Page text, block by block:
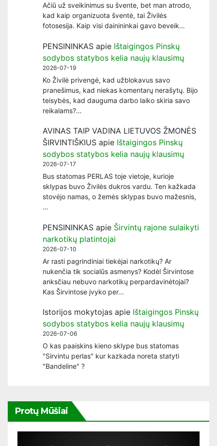
Ačiū už sveikinimus su švente, bet man atrodo,
kad kaip organizuota šventė, tai Živilės
fotosesija. Kaip visi dainininkai gavo beveik…
PENSININKAS apie Ištaigingos Pinskų
sodybos statybos kelia naujų klausimų
2026-07-19
Ko Živilė privengė, kad užblokavus savo
pranešimus, kad niekas komentarų nerašytų. Bijo
teisybės, kad dauguma darbo laiko skiria savo
reikalams?…
AVINAS TAIP VADINA LIETUVOS ŽMONĖS
ŠIRVINTIŠKIUS apie Ištaigingos Pinskų
sodybos statybos kelia naujų klausimų
2026-07-17
Bus statomas PERLAS toje vietoje, kurioje
sklypas buvo Živilės dukros vardu. Ten kažkada
stovėjo namas, o žemės sklypas buvo mažesnis,
…
PENSININKAS apie Širvintų rajone sulaikyti
narkotikų platintojai
2026-07-10
Ar rasti pagrindiniai tiekėjai narkotikų? Ar
nukenčia tik socialūs asmenys? Kodėl Širvintose
anksčiau nebuvo narkotikų perpardavinėtojai?
Kas Širvintose įvyko per…
Istorijos mokytojas apie Ištaigingos Pinskų
sodybos statybos kelia naujų klausimų
2026-07-06
O kas paaiskins kieno sklype bus statomas
"Sirvintu perlas" kur kazkada noreta statyti
"Bandeline" ?
Protų Mūšiai